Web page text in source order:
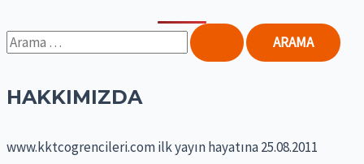
S
a
c
HAKKIMIZDA
www.kktcogrencileri.com ilk yayın hayatına 25.08.2011